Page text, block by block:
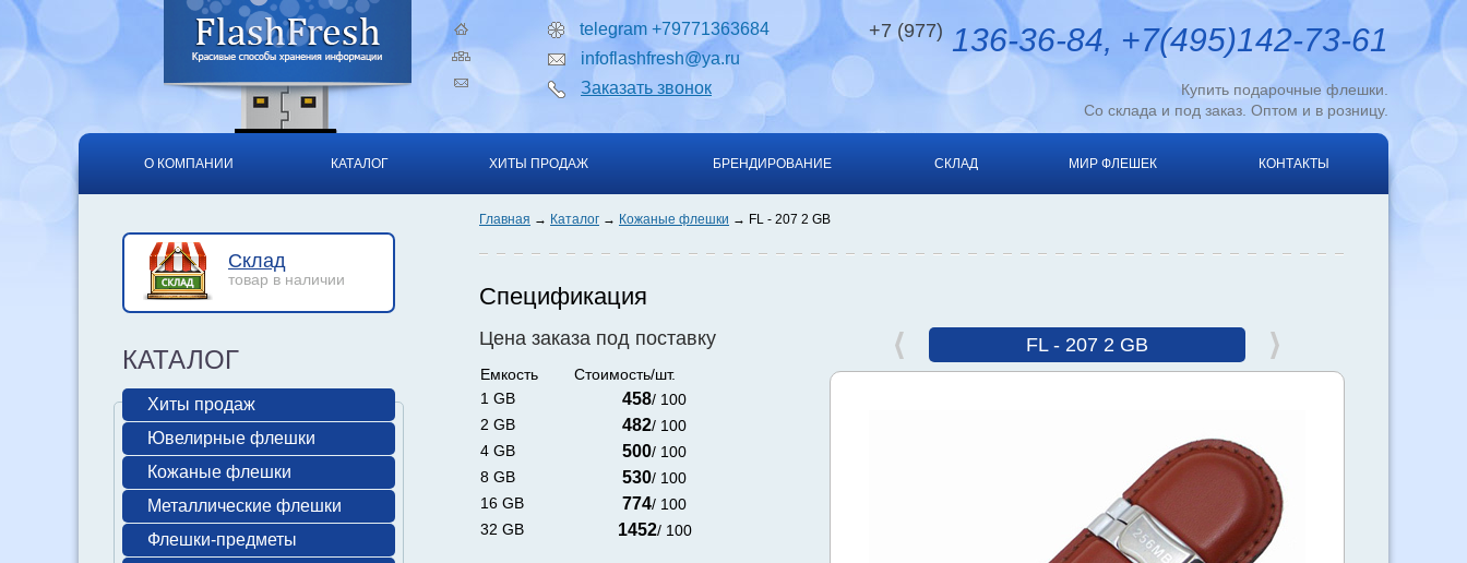
telegram +79771363684
infoflashfresh@ya.ru
Заказать звонок
+7 (977) 136-36-84, +7(495)142-73-61
Купить подарочные флешки.
Со склада и под заказ. Оптом и в розницу.
О КОМПАНИИ КАТАЛОГ ХИТЫ ПРОДАЖ БРЕНДИРОВАНИЕ СКЛАД МИР ФЛЕШЕК КОНТАКТЫ
Главная Каталог Кожаные флешки FL - 207 2 GB
Спецификация
FL - 207 2 GB
Цена заказа под поставку
Емкость
Стоимость/шт.
1 GB
458/ 100
2 GB
482/ 100
4 GB
500/ 100
8 GB
530/ 100
16 GB
774/ 100
32 GB
1452/ 100
Склад
товар в наличии
КАТАЛОГ
Хиты продаж
Ювелирные флешки
Кожаные флешки
Металлические флешки
Флешки-предметы